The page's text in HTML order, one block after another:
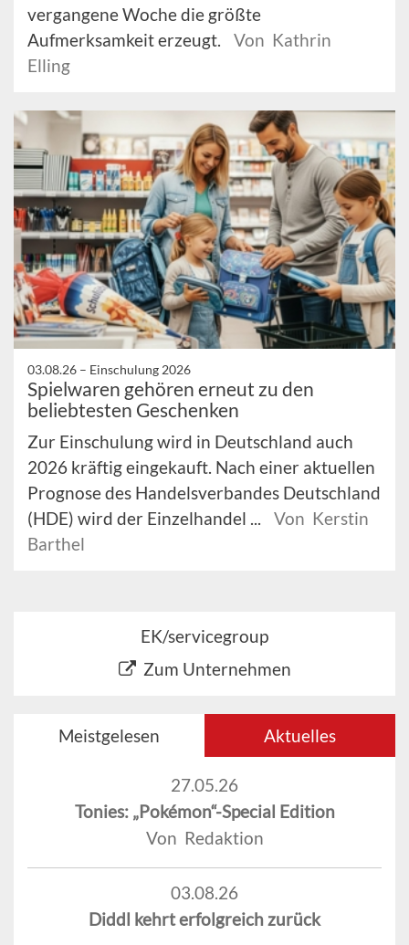
vergangene Woche die größte
Aufmerksamkeit erzeugt.
Von Kathrin
Elling
03.08.26 – Einschulung 2026
Spielwaren gehören erneut zu den
beliebtesten Geschenken
Zur Einschulung wird in Deutschland auch
2026 kräftig eingekauft. Nach einer aktuellen
Prognose des Handelsverbandes Deutschland
(HDE) wird der Einzelhandel ...
Von Kerstin
Barthel
EK/servicegroup
Zum Unternehmen
Meistgelesen Aktuelles
27.05.26
Tonies: „Pokémon“-Special Edition
Von Redaktion
03.08.26
Diddl kehrt erfolgreich zurück